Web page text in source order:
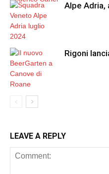
Alpe Adria,
Rigoni
LEAVE A REPLY